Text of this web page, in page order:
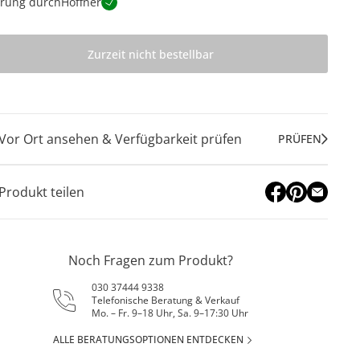
Zurzeit nicht bestellbar
Ort ansehen & Verfügbarkeit prüfen PRÜFEN
teilen
Noch Fragen zum Produkt?
030 37444 9338
Telefonische Beratung & Verkauf
Mo. – Fr. 9–18 Uhr, Sa. 9–17:30 Uhr
ALLE BERATUNGSOPTIONEN ENTDECKEN